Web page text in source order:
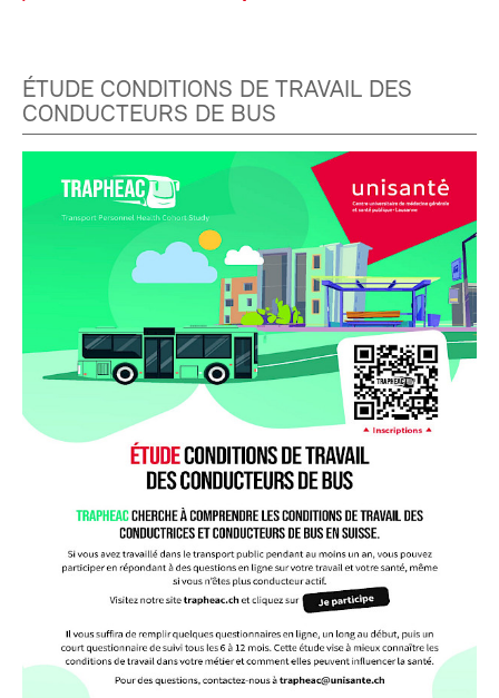
ÉTUDE CONDITIONS DE TRAVAIL DES
CONDUCTEURS DE BUS